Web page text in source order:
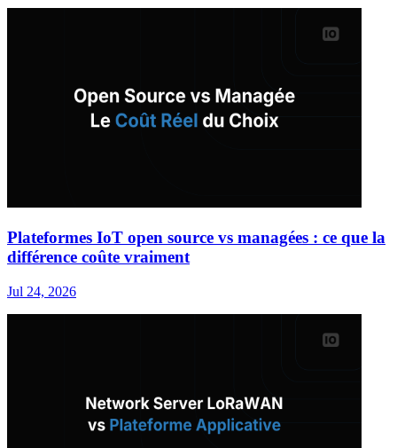
Plateformes IoT open source vs managées : ce que la
différence coûte vraiment
Jul 24, 2026